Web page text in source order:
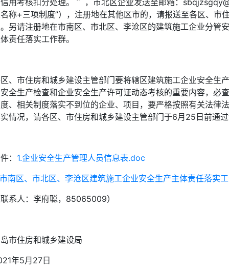
用考核扣分处理。＂ ，市北区企业发送至邮箱：
称+三项制度”），注册地在其他区市的，请报送至各区、
另请注册地在市南区、市北区、李沧区的建筑施工企业分管
责任落实工作群。
、市住房和城乡建设主管部门要将辖区建筑施工企业安全生
全生产检查和企业安全生产许可证动态考核的重要内容，必
、相关制度落实不到位的企业、项目，要严格按照有关法律
情况，请各区、市住房和城乡建设主管部门于6月25日前通
： 1.企业安全生产管理人员信息表.doc
南区、市北区、李沧区建筑施工企业安全生产主体责任落实
系人：李府聪，85065009）
市住房和城乡建设局
年5月27日